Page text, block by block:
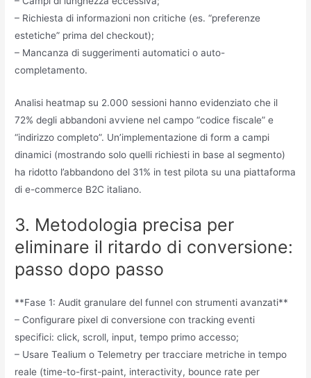
– Richiesta di informazioni non critiche (es. “preferenze
estetiche” prima del checkout);
– Mancanza di suggerimenti automatici o auto-
completamento.
Analisi heatmap su 2.000 sessioni hanno evidenziato che il
72% degli abbandoni avviene nel campo “codice fiscale” e
“indirizzo completo”. Un’implementazione di form a campi
dinamici (mostrando solo quelli richiesti in base al segmento)
ha ridotto l’abbandono del 31% in test pilota su una piattaforma
di e-commerce B2C italiano.
3. Metodologia precisa per
eliminare il ritardo di conversione:
passo dopo passo
**Fase 1: Audit granulare del funnel con strumenti avanzati**
– Configurare pixel di conversione con tracking eventi
specifici: click, scroll, input, tempo primo accesso;
– Usare Tealium o Telemetry per tracciare metriche in tempo
reale (time-to-first-paint, interactivity, bounce rate per